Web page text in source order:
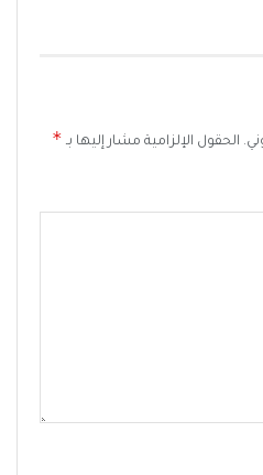
الحقول الإلزامية مشار إليها بـ *